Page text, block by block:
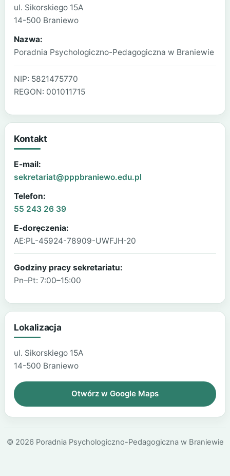
ul. Sikorskiego 15A
14-500 Braniewo
Nazwa:
Poradnia Psychologiczno-Pedagogiczna w Braniewie
NIP: 5821475770
REGON: 001011715
Kontakt
E-mail:
sekretariat@pppbraniewo.edu.pl
Telefon:
55 243 26 39
E-doręczenia:
AE:PL-45924-78909-UWFJH-20
Godziny pracy sekretariatu:
Pn–Pt: 7:00–15:00
Lokalizacja
ul. Sikorskiego 15A
14-500 Braniewo
Otwórz w Google Maps
© 2026 Poradnia Psychologiczno-Pedagogiczna w Braniewie